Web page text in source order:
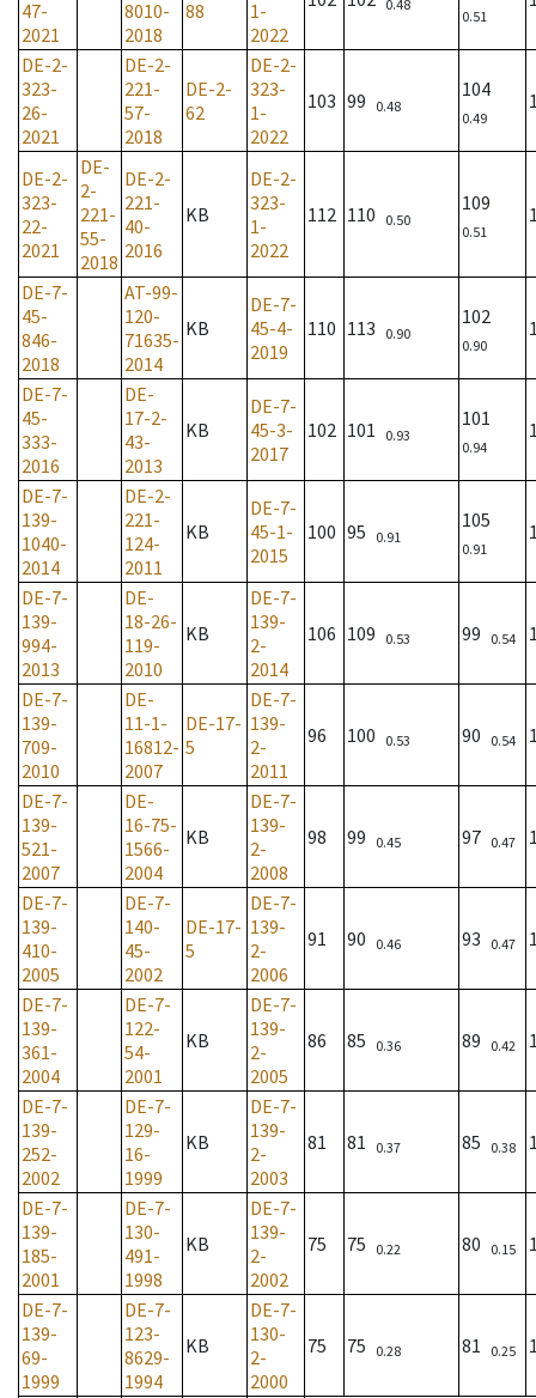
47-
2021
8010-
2018
88
1-
2022
0.48
0.51
DE-2-
323-
26-
2021
DE-2-
221-
57-
2018
DE-2-
62
DE-2-
323-
1-
2022
103 99 0.48
104
0.49
DE-2-
323-
22-
2021
DE-
2-
221-
55-
2018
DE-2-
221-
40-
2016
KB
DE-2-
323-
1-
2022
112 110 0.50
109
0.51
DE-7-
45-
846-
2018
AT-99-
120-
71635-
2014
KB
DE-7-
45-4-
2019
110 113 0.90
102
0.90
DE-7-
45-
333-
2016
DE-
17-2-
43-
2013
KB
DE-7-
45-3-
2017
102 101 0.93
101
0.94
DE-7-
139-
1040-
2014
DE-2-
221-
124-
2011
KB
DE-7-
45-1-
2015
100 95 0.91
105
0.91
DE-7-
139-
994-
2013
DE-
18-26-
119-
2010
KB
DE-7-
139-
2-
2014
106 109 0.53 99 0.54
DE-7-
139-
709-
2010
DE-
11-1-
16812-
2007
DE-17-
5
DE-7-
139-
2-
2011
96 100 0.53 90 0.54
DE-7-
139-
521-
2007
DE-
16-75-
1566-
2004
KB
DE-7-
139-
2-
2008
98 99 0.45 97 0.47
DE-7-
139-
410-
2005
DE-7-
140-
45-
2002
DE-17-
5
DE-7-
139-
2-
2006
91 90 0.46 93 0.47
DE-7-
139-
361-
2004
DE-7-
122-
54-
2001
KB
DE-7-
139-
2-
2005
86 85 0.36 89 0.42
DE-7-
139-
252-
2002
DE-7-
129-
16-
1999
KB
DE-7-
139-
2-
2003
81 81 0.37 85 0.38
DE-7-
139-
185-
2001
DE-7-
130-
491-
1998
KB
DE-7-
139-
2-
2002
75 75 0.22 80 0.15
DE-7-
139-
69-
1999
DE-7-
123-
8629-
1994
KB
DE-7-
130-
2-
2000
75 75 0.28 81 0.25